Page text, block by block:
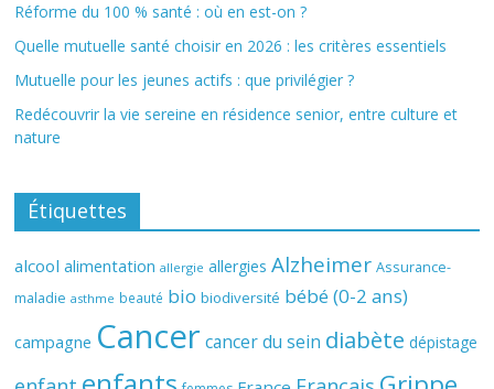
Réforme du 100 % santé : où en est-on ?
Quelle mutuelle santé choisir en 2026 : les critères essentiels
Mutuelle pour les jeunes actifs : que privilégier ?
Redécouvrir la vie sereine en résidence senior, entre culture et
nature
Étiquettes
alcool alimentation allergie allergies Alzheimer Assurance-
maladie asthme beauté bio biodiversité bébé (0-2 ans)
campagne Cancer cancer du sein diabète dépistage